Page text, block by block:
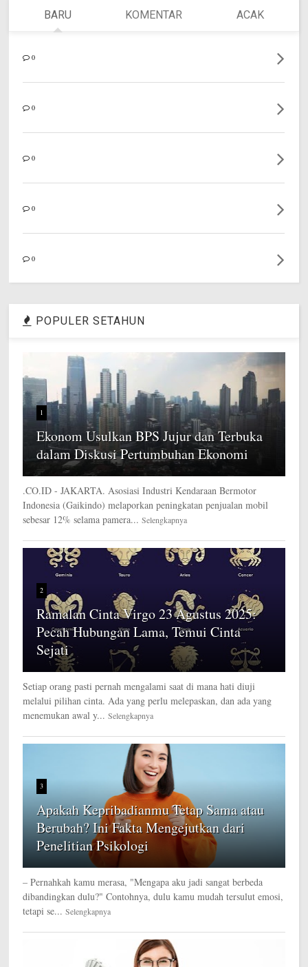
BARU KOMENTAR ACAK
0
0
0
0
0
POPULER SETAHUN
1
Ekonom Usulkan BPS Jujur dan Terbuka
dalam Diskusi Pertumbuhan Ekonomi
.CO.ID - JAKARTA. Asosiasi Industri Kendaraan Bermotor
Indonesia (Gaikindo) melaporkan peningkatan penjualan mobil
sebesar 12% selama pamera... Selengkapnya
2
Ramalan Cinta Virgo 23 Agustus 2025:
Pecah Hubungan Lama, Temui Cinta
Sejati
Setiap orang pasti pernah mengalami saat di mana hati diuji
melalui pilihan cinta. Ada yang perlu melepaskan, dan ada yang
menemukan awal y... Selengkapnya
3
Apakah Kepribadianmu Tetap Sama atau
Berubah? Ini Fakta Mengejutkan dari
Penelitian Psikologi
– Pernahkah kamu merasa, "Mengapa aku jadi sangat berbeda
dibandingkan dulu?" Contohnya, dulu kamu mudah tersulut emosi,
tetapi se... Selengkapnya